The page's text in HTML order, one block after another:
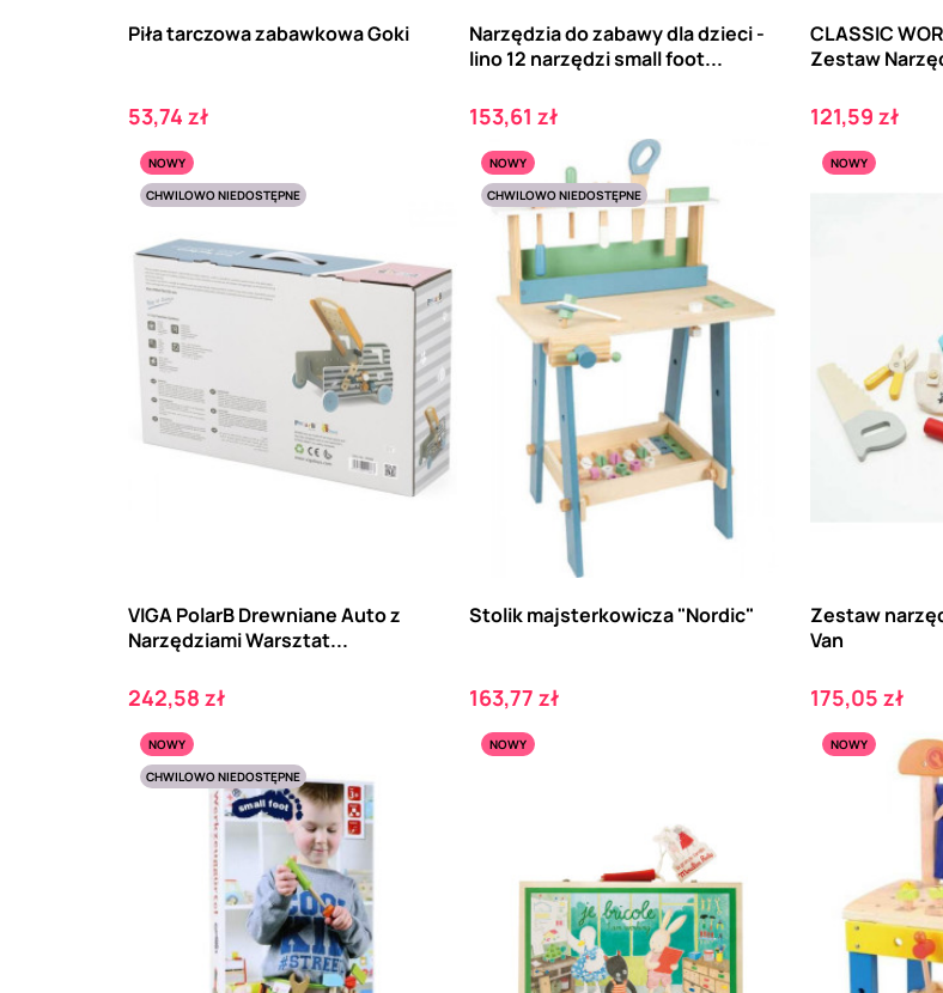
Piła tarczowa zabawkowa Goki
Cena
53,74 zł
Narzędzia do zabawy dla dzieci -
lino 12 narzędzi small foot...
Cena
153,61 zł
CLASSIC
Zestaw
Cena
121,59 zł
NOWY
CHWILOWO NIEDOSTĘPNE
VIGA PolarB Drewniane Auto z
Narzędziami Warsztat...
Cena
242,58 zł
NOWY
CHWILOWO NIEDOSTĘPNE
Stolik majsterkowicza "Nordic"
Cena
163,77 zł
NOWY
Zestaw
Van
Cena
175,05 zł
NOWY
CHWILOWO NIEDOSTĘPNE
NOWY NOWY